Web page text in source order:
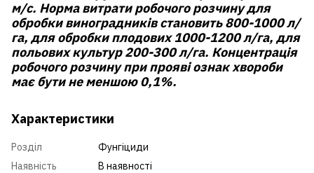
м/с. Норма витрати робочого розчину для
обробки виноградників становить 800-1000 л/
га, для обробки плодових 1000-1200 л/га, для
польових культур 200-300 л/га. Концентрація
робочого розчину при прояві ознак хвороби
має бути не меншою 0,1%.
Характеристики
Розділ
Фунгіциди
Наявність
В наявності